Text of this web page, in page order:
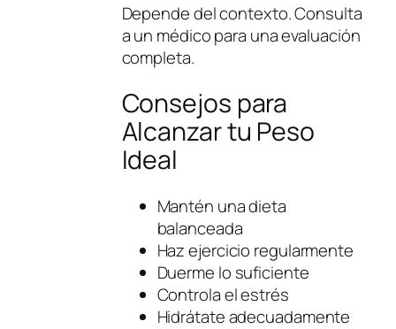
Depende del contexto. Consulta
a un médico para una evaluación
completa.
Consejos para
Alcanzar tu Peso
Ideal
Mantén una dieta
balanceada
Haz ejercicio regularmente
Duerme lo suficiente
Controla el estrés
Hidrátate adecuadamente